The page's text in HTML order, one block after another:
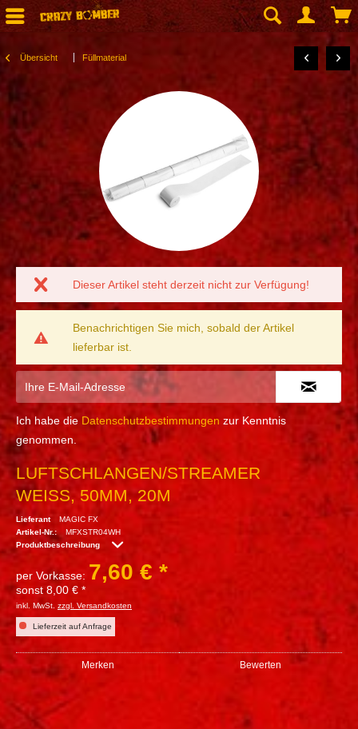
Übersicht Füllmaterial
Dieser Artikel steht derzeit nicht zur Verfügung!
Benachrichtigen Sie mich, sobald der Artikel
lieferbar ist.
Ich habe die Datenschutzbestimmungen zur Kenntnis
genommen.
LUFTSCHLANGEN/STREAMER
WEISS, 50MM, 20M
Lieferant
MAGIC FX
Artikel-Nr.:
MFXSTR04WH
Produktbeschreibung
per Vorkasse: 7,60 € *
sonst 8,00 € *
inkl. MwSt. zzgl. Versandkosten
Lieferzeit auf Anfrage
Merken Bewerten